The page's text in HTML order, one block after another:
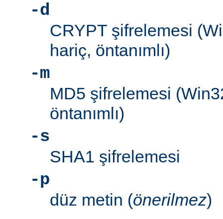
-d
CRYPT şifrelemesi
hariç, öntanımlı)
-m
MD5 şifrelemesi
öntanımlı)
-s
SHA1 şifrelemesi
-p
düz metin (önerilmez)